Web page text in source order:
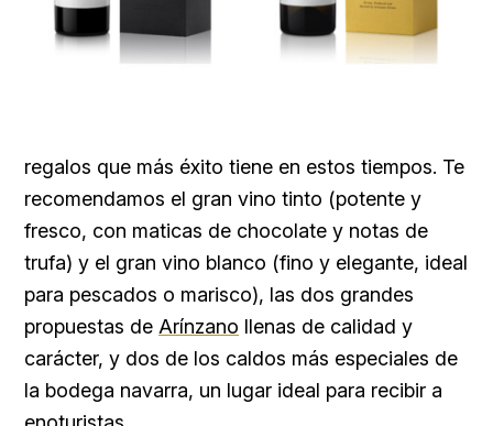
regalos que más éxito tiene en estos tiempos. Te
recomendamos el gran vino tinto (potente y
fresco, con maticas de chocolate y notas de
trufa) y el gran vino blanco (fino y elegante, ideal
para pescados o marisco), las dos grandes
propuestas de Arínzano llenas de calidad y
carácter, y dos de los caldos más especiales de
la bodega navarra, un lugar ideal para recibir a